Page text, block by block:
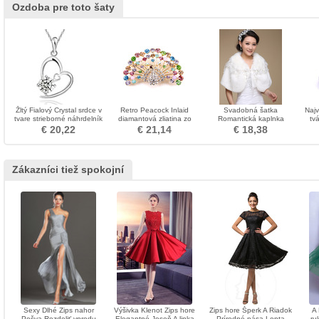
Ozdoba pre toto šaty
Žltý Fialový Crystal srdce v
tvare strieborné náhrdelník
a prívesok
€ 20,22
Retro Peacock Inlaid
diamantová zliatina zo
zliatiny zvieraťa
€ 21,14
Svadobná šatka
Romantická kaplnka
Studená bez rukávov
Bowknot
€ 18,38
Zákazníci tiež spokojní
Sexy Dlhé Zips nahor
Výšivka Klenot Zips hore
Zips hore Šperk A Riadok
A